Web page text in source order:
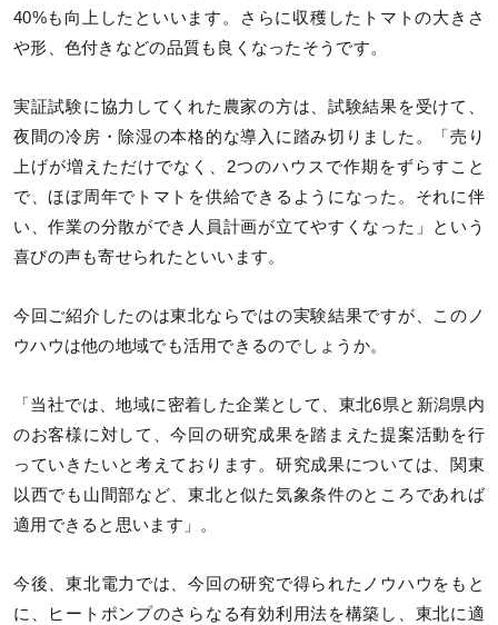
40%も向上したといいます。さらに収穫したトマトの大きさ
や形、色付きなどの品質も良くなったそうです。
実証試験に協力してくれた農家の方は、試験結果を受けて、
夜間の冷房・除湿の本格的な導入に踏み切りました。「売り
上げが増えただけでなく、2つのハウスで作期をずらすこと
で、ほぼ周年でトマトを供給できるようになった。それに伴
い、作業の分散ができ人員計画が立てやすくなった」という
喜びの声も寄せられたといいます。
今回ご紹介したのは東北ならではの実験結果ですが、このノ
ウハウは他の地域でも活用できるのでしょうか。
「当社では、地域に密着した企業として、東北6県と新潟県内
のお客様に対して、今回の研究成果を踏まえた提案活動を行
っていきたいと考えております。研究成果については、関東
以西でも山間部など、東北と似た気象条件のところであれば
適用できると思います」。
今後、東北電力では、今回の研究で得られたノウハウをもと
に、ヒートポンプのさらなる有効利用法を構築し、東北に適